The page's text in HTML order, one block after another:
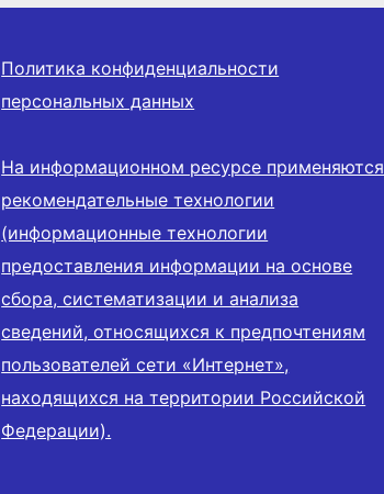
Политика конфиденциальности
персональных данных
На информационном ресурсе применяются
рекомендательные технологии
(информационные технологии
предоставления информации на основе
сбора, систематизации и анализа
сведений, относящихся к предпочтениям
пользователей сети «Интернет»,
находящихся на территории Российской
Федерации).